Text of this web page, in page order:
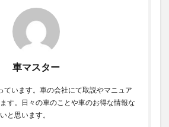
車マスター
ています。車の会社にて取説やマニュア
す。日々の車のことや車のお得な情報な
と思います。